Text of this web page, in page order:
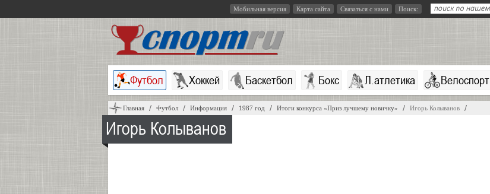
Мобильная версия Карта сайта Связаться с нами Поиск:
Футбол Хоккей Баскетбол Бокс Л.атлетика Велоспорт
Главная Футбол Информация 1987 год Итоги конкурса «Приз лучшему новичку» Игорь Колыванов
Игорь Колыванов